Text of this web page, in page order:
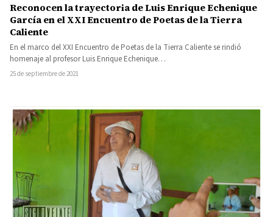
Reconocen la trayectoria de Luis Enrique Echenique
García en el XXI Encuentro de Poetas de la Tierra
Caliente
En el marco del XXI Encuentro de Poetas de la Tierra Caliente se rindió
homenaje al profesor Luis Enrique Echenique…
25 de septiembre de 2021